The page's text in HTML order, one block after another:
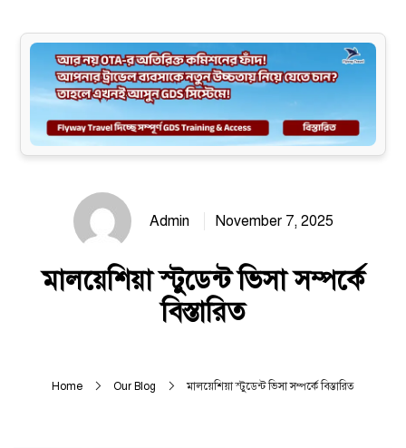
Admin November 7, 2025
মালয়েশিয়া স্টুডেন্ট ভিসা সম্পর্কে
বিস্তারিত
Home Our Blog মালয়েশিয়া স্টুডেন্ট ভিসা সম্পর্কে বিস্তারিত